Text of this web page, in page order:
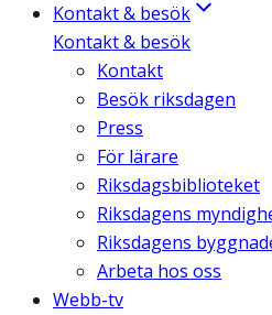
Kontakt & besök
Kontakt & besök
Kontakt
Besök riksdagen
Press
För lärare
Riksdagsbiblioteket
Riksdagens
Riksdagens
Arbeta hos oss
Webb-tv